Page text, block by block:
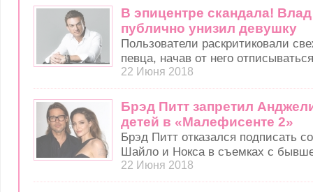
В эпицентре скандала!
публично унизил девушку
Пользователи раскритиковали
певца, начав от него
22 Июня 2018
Брэд Питт запретил
детей в «Малефисенте 2»
Брэд Питт отказался подписать
Шайло и Нокса в съемках с
22 Июня 2018